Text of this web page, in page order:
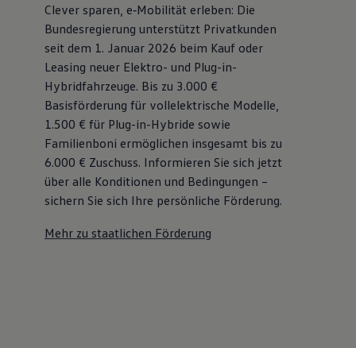
Clever sparen, e‑Mobilität erleben: Die
Bundesregierung unterstützt Privatkunden
seit dem 1. Januar 2026 beim Kauf oder
Leasing neuer Elektro- und Plug-in-
Hybridfahrzeuge. Bis zu 3.000 €
Basisförderung für vollelektrische Modelle,
1.500 € für Plug-in-Hybride sowie
Familienboni ermöglichen insgesamt bis zu
6.000 € Zuschuss⁠. Informieren Sie sich jetzt
über alle Konditionen und Bedingungen –
sichern Sie sich Ihre persönliche Förderung.
Mehr zu staatlichen Förderung